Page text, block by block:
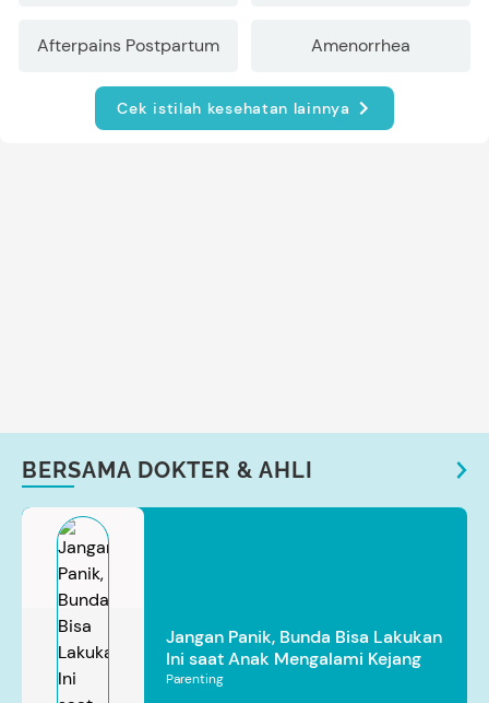
Afterpains Postpartum Amenorrhea
Cek istilah kesehatan lainnya
BERSAMA DOKTER & AHLI
Jangan Panik, Bunda Bisa Lakukan
Ini saat Anak Mengalami Kejang
Parenting